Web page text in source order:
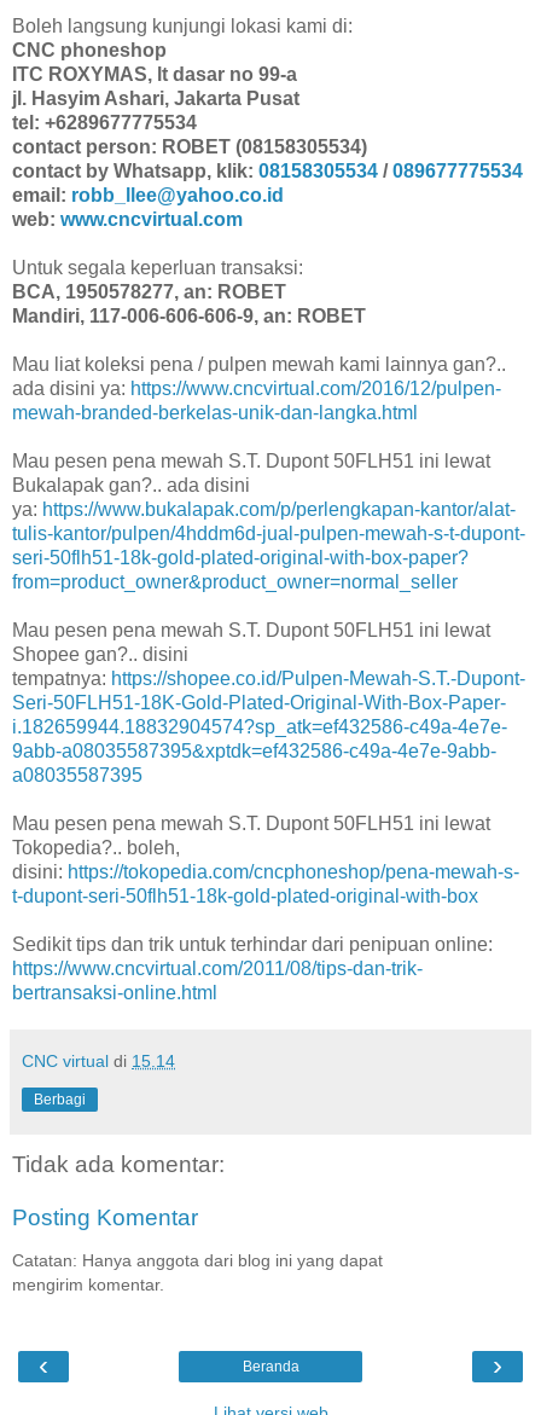
Boleh langsung kunjungi lokasi kami di:
CNC phoneshop
ITC ROXYMAS, lt dasar no 99-a
jl. Hasyim Ashari, Jakarta Pusat
tel: +6289677775534
contact person: ROBET (08158305534)
contact by Whatsapp, klik: 08158305534 /089677775534
email: robb_llee@yahoo.co.id
web: www.cncvirtual.com
Untuk segala keperluan transaksi:
BCA, 1950578277, an: ROBET
Mandiri, 117-006-606-606-9, an: ROBET
Mau liat koleksi pena / pulpen mewah kami lainnya gan?..
ada disini ya: https://www.cncvirtual.com/2016/12/pulpen-
mewah-branded-berkelas-unik-dan-langka.html
Mau pesen pena mewah S.T. Dupont 50FLH51 ini lewat
Bukalapak gan?.. ada disini
ya: https://www.bukalapak.com/p/perlengkapan-kantor/alat-
tulis-kantor/pulpen/4hddm6d-jual-pulpen-mewah-s-t-dupont-
seri-50flh51-18k-gold-plated-original-with-box-paper?
from=product_owner&product_owner=normal_seller
Mau pesen pena mewah S.T. Dupont 50FLH51 ini lewat
Shopee gan?.. disini
tempatnya: https://shopee.co.id/Pulpen-Mewah-S.T.-Dupont-
Seri-50FLH51-18K-Gold-Plated-Original-With-Box-Paper-
i.182659944.18832904574?sp_atk=ef432586-c49a-4e7e-
9abb-a08035587395&xptdk=ef432586-c49a-4e7e-9abb-
a08035587395
Mau pesen pena mewah S.T. Dupont 50FLH51 ini lewat
Tokopedia?.. boleh,
disini: https://tokopedia.com/cncphoneshop/pena-mewah-s-
t-dupont-seri-50flh51-18k-gold-plated-original-with-box
Sedikit tips dan trik untuk terhindar dari penipuan online:
https://www.cncvirtual.com/2011/08/tips-dan-trik-
bertransaksi-online.html
CNC virtual di 15.14
Berbagi
Tidak ada komentar:
Posting Komentar
Catatan: Hanya anggota dari blog ini yang dapat
mengirim komentar.
‹ ›
Beranda